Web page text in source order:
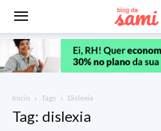
Início Tags Dislexia
Tag: dislexia